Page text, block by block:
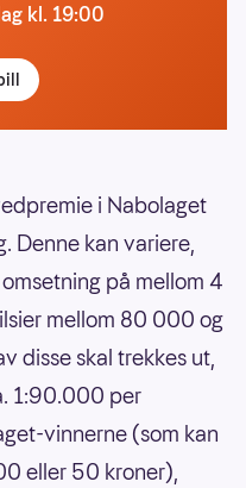
kl. 19:00
i Nabolaget
Denne kan variere,
på mellom 4
mellom 80 000 og
disse skal trekkes ut,
1:90.000 per
vinnerne (som kan
eller 50 kroner),